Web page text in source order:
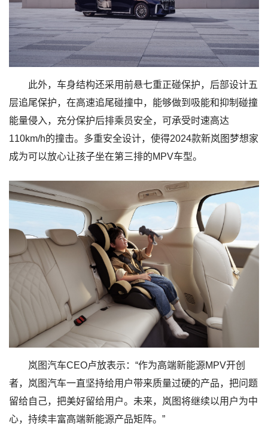
此外，车身结构还采用前悬七重正碰保护，后部设计五
层追尾保护，在高速追尾碰撞中，能够做到吸能和抑制碰撞
能量侵入，充分保护后排乘员安全，可承受时速高达
110km/h的撞击。多重安全设计，使得2024款新岚图梦想家
成为可以放心让孩子坐在第三排的MPV车型。
岚图汽车CEO卢放表示：“作为高端新能源MPV开创
者，岚图汽车一直坚持给用户带来质量过硬的产品，把问题
留给自己，把美好留给用户。未来，岚图将继续以用户为中
心，持续丰富高端新能源产品矩阵。”